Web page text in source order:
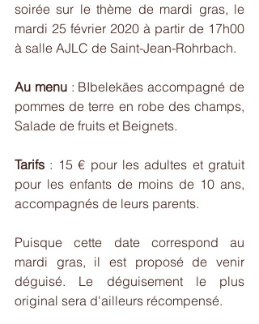
soirée sur le thème de mardi gras, le
mardi 25 février 2020 à partir de 17h00
à salle AJLC de Saint-Jean-Rohrbach.
Au menu : BIbelekäes accompagné de
pommes de terre en robe des champs,
Salade de fruits et Beignets.
Tarifs : 15 € pour les adultes et gratuit
pour les enfants de moins de 10 ans,
accompagnés de leurs parents.
Puisque cette date correspond au
mardi gras, il est proposé de venir
déguisé. Le déguisement le plus
original sera d'ailleurs récompensé.